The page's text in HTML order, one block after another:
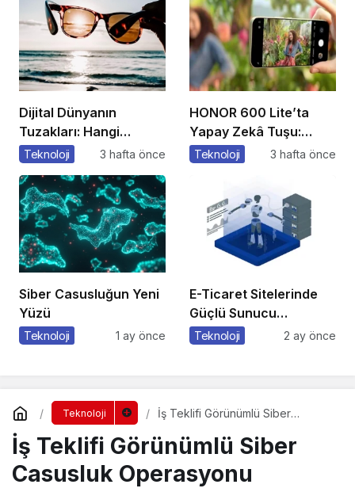
Dijital Dünyanın
Tuzakları: Hangi
Yöntemleri
Teknoloji 3 hafta önce
HONOR 600 Lite’ta
Yapay Zekâ Tuşu:
Özelliklere Erişmenin
Teknoloji 3 hafta önce
Siber Casusluğun Yeni
Yüzü
Teknoloji 1 ay önce
E-Ticaret Sitelerinde
Güçlü Sunucu
Tercihinin Önemi
Teknoloji 2 ay önce
Teknoloji
İş Teklifi Görünümlü Siber
İş Teklifi Görünümlü Siber
Casusluk Operasyonu